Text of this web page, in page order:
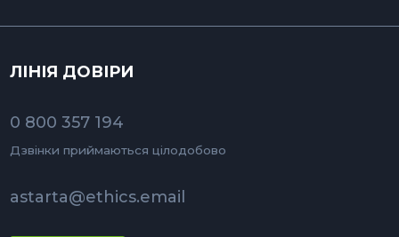
ЛІНІЯ ДОВІРИ
0 800 357 194
Дзвінки приймаються цілодобово
astarta@ethics.email